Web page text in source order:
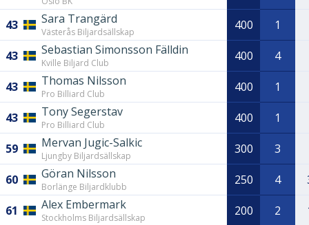
43 Sara Trangärd
Västerås Biljardsällskap 400 1
43 Sebastian Simonsson Fälldin
Kville Biljard Club 400 4
43 Thomas Nilsson
Pro Billiard Club 400 1
43 Tony Segerstav
Pro Billiard Club 400 1
59 Mervan Jugic-Salkic
Ljungby Biljardsällskap 300 3
60 Göran Nilsson
Borlänge Biljardklubb 250 4
61 Alex Embermark
Stockholms Biljardsällskap 200 2